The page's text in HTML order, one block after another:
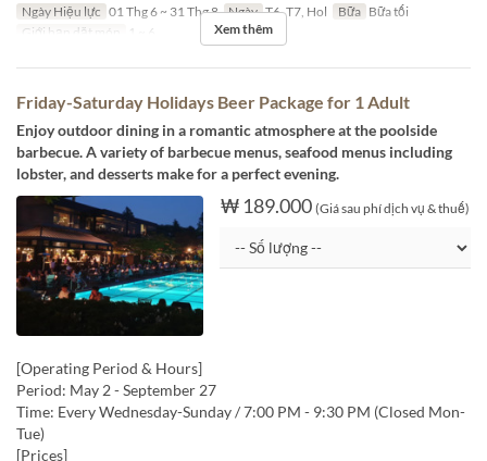
Ngày Hiệu lực 01 Thg 6 ~ 31 Thg 8 Ngày T6, T7, Hol Bữa Bữa tối
Giới hạn dặt món
1 ~ 6 Xem thêm
Friday-Saturday Holidays Beer Package for 1 Adult
Enjoy outdoor dining in a romantic atmosphere at the poolside
barbecue. A variety of barbecue menus, seafood menus including
lobster, and desserts make for a perfect evening.
₩ 189.000 (Giá sau phí dịch vụ & thuế)
[Operating Period & Hours]
Period: May 2 - September 27
Time: Every Wednesday-Sunday / 7:00 PM - 9:30 PM (Closed Mon-
Tue)
[Prices]